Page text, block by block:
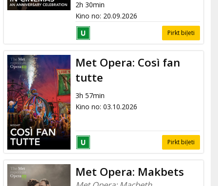
2h 30min
Kino no: 20.09.2026
Pirkt biļeti
Met Opera: Così fan
tutte
3h 57min
Kino no: 03.10.2026
Pirkt biļeti
Met Opera: Makbets